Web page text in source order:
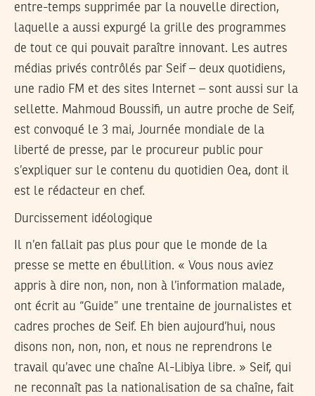
entre-temps supprimée par la nouvelle direction,
laquelle a aussi expurgé la grille des programmes
de tout ce qui pouvait paraître innovant. Les autres
médias privés contrôlés par Seif – deux quotidiens,
une radio FM et des sites Internet – sont aussi sur la
sellette. Mahmoud Boussifi, un autre proche de Seif,
est convoqué le 3 mai, Journée mondiale de la
liberté de presse, par le procureur public pour
s’expliquer sur le contenu du quotidien Oea, dont il
est le rédacteur en chef.
Durcissement idéologique
Il n’en fallait pas plus pour que le monde de la
presse se mette en ébullition. « Vous nous aviez
appris à dire non, non, non à l’information malade,
ont écrit au “Guide” une trentaine de journalistes et
cadres proches de Seif. Eh bien aujourd’hui, nous
disons non, non, non, et nous ne reprendrons le
travail qu’avec une chaîne Al-Libiya libre. » Seif, qui
ne reconnaît pas la nationalisation de sa chaîne, fait